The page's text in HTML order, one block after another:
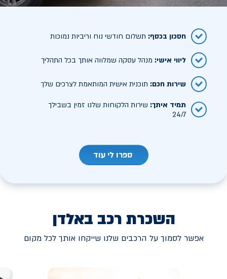
חסכון בכסף: תשלום חודשי נוח וריביות נמוכות
ליווי אישי: מנהל עסקה שמלווה אותך בכל התהליך
שירות חכם: תוכנית אישית המותאמת לצרכים שלך
תמיד איתך: שירות הלקוחות שלנו זמין בשבילך
24/7
ספרו לי עוד
השכרת רכב באלדן
אפשר לסמוך על הרכבים שלנו שייקחו אותך לכל מקום